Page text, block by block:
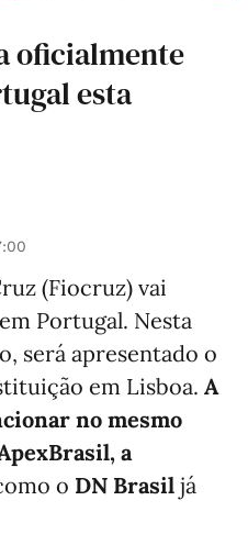
oficialmente
esta
(Fiocruz) vai
Portugal. Nesta
será apresentado o
em Lisboa. A
no mesmo
a
o DN Brasil já